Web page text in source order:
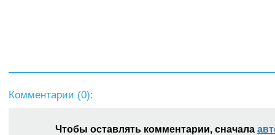
Комментарии (0):
Чтобы оставлять комментарии, сначала